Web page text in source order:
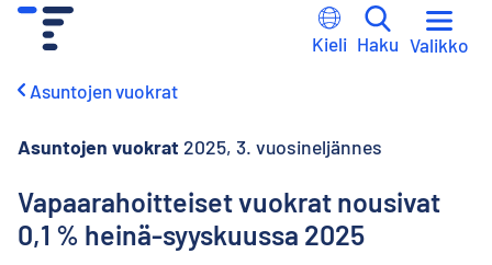
Kieli Haku Valikko
Asuntojen vuokrat
Asuntojen vuokrat 2025, 3. vuosineljännes
Vapaarahoitteiset vuokrat nousivat
0,1 % heinä-syyskuussa 2025